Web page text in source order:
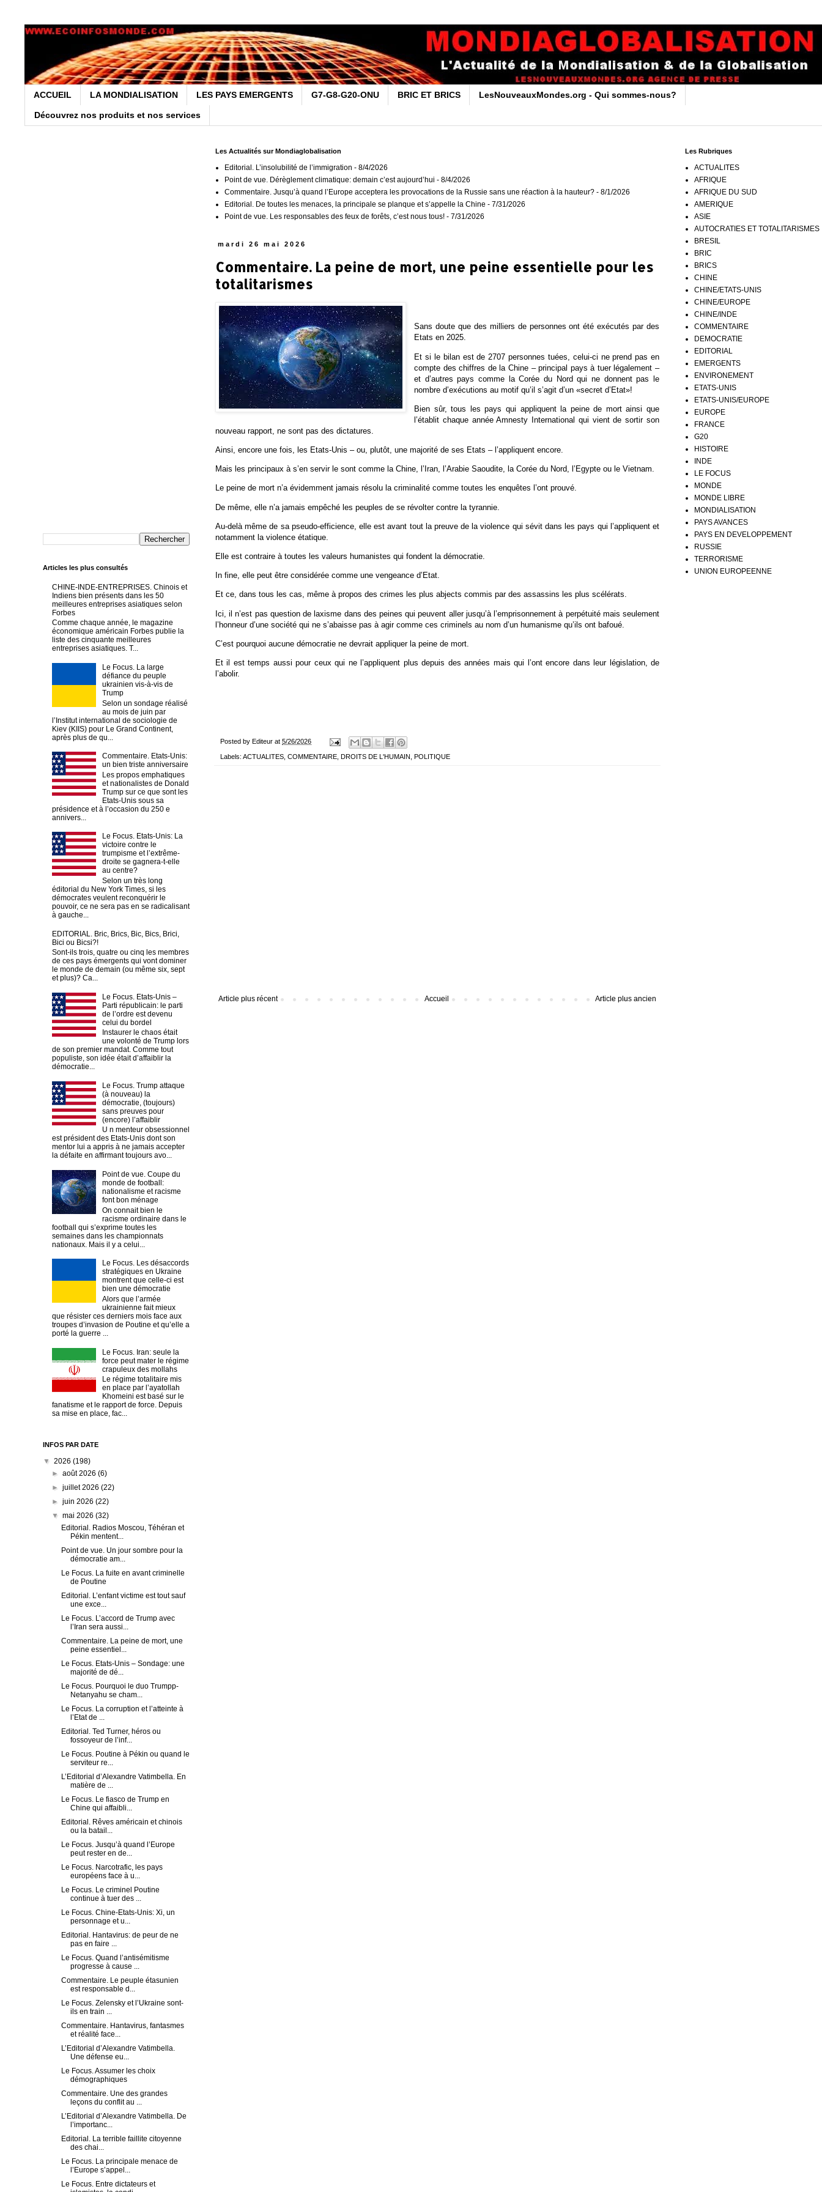
ACCUEIL LA MONDIALISATION LES PAYS EMERGENTS G7-G8-G20-ONU BRIC ET BRICS LesNouveauxMondes.org - Qui sommes-nous?
Découvrez nos produits et nos services
Les Actualités sur Mondiaglobalisation
Editorial. L’insolubilité de l’immigration - 8/4/2026
Point de vue. Dérèglement climatique: demain c’est aujourd’hui - 8/4/2026
Commentaire. Jusqu’à quand l’Europe acceptera les provocations de la Russie sans une réaction à la hauteur? - 8/1/2026
Editorial. De toutes les menaces, la principale se planque et s’appelle la Chine - 7/31/2026
Point de vue. Les responsables des feux de forêts, c’est nous tous! - 7/31/2026
mardi 26 mai 2026
Commentaire. La peine de mort, une peine essentielle pour les
totalitarismes
Sans doute que des milliers de personnes ont été exécutés par des
Etats en 2025.
Et si le bilan est de 2707 personnes tuées, celui-ci ne prend pas en
compte des chiffres de la Chine – principal pays à tuer légalement –
et d’autres pays comme la Corée du Nord qui ne donnent pas le
nombre d’exécutions au motif qu’il s’agit d’un «secret d’Etat»!
Bien sûr, tous les pays qui appliquent la peine de mort ainsi que
l’établit chaque année Amnesty International qui vient de sortir son
nouveau rapport, ne sont pas des dictatures.
Ainsi, encore une fois, les Etats-Unis – ou, plutôt, une majorité de ses Etats – l’appliquent encore.
Mais les principaux à s’en servir le sont comme la Chine, l’Iran, l’Arabie Saoudite, la Corée du Nord, l’Egypte ou le Vietnam.
Le peine de mort n’a évidemment jamais résolu la criminalité comme toutes les enquêtes l’ont prouvé.
De même, elle n’a jamais empêché les peuples de se révolter contre la tyrannie.
Au-delà même de sa pseudo-efficience, elle est avant tout la preuve de la violence qui sévit dans les pays qui l’appliquent et
notamment la violence étatique.
Elle est contraire à toutes les valeurs humanistes qui fondent la démocratie.
In fine, elle peut être considérée comme une vengeance d’Etat.
Et ce, dans tous les cas, même à propos des crimes les plus abjects commis par des assassins les plus scélérats.
Ici, il n’est pas question de laxisme dans des peines qui peuvent aller jusqu’à l’emprisonnement à perpétuité mais seulement
l’honneur d’une société qui ne s’abaisse pas à agir comme ces criminels au nom d’un humanisme qu’ils ont bafoué.
C’est pourquoi aucune démocratie ne devrait appliquer la peine de mort.
Et il est temps aussi pour ceux qui ne l’appliquent plus depuis des années mais qui l’ont encore dans leur législation, de
l’abolir.
Posted by Editeur at 5/26/2026
Labels: ACTUALITES COMMENTAIRE DROITS DE L'HUMAIN POLITIQUE
Article plus récent Article plus ancien
Accueil
Articles les plus consultés
CHINE-INDE-ENTREPRISES. Chinois et
Indiens bien présents dans les 50
meilleures entreprises asiatiques selon
Forbes
Comme chaque année, le magazine
économique américain Forbes publie la
liste des cinquante meilleures
entreprises asiatiques. T...
Le Focus. La large
défiance du peuple
ukrainien vis-à-vis de
Trump
Selon un sondage réalisé
au mois de juin par
l’Institut international de sociologie de
Kiev (KIIS) pour Le Grand Continent,
après plus de qu...
Commentaire. Etats-Unis:
un bien triste anniversaire
Les propos emphatiques
et nationalistes de Donald
Trump sur ce que sont les
Etats-Unis sous sa
présidence et à l’occasion du 250 e
annivers...
Le Focus. Etats-Unis: La
victoire contre le
trumpisme et l’extrême-
droite se gagnera-t-elle
au centre?
Selon un très long
éditorial du New York Times, si les
démocrates veulent reconquérir le
pouvoir, ce ne sera pas en se radicalisant
à gauche...
EDITORIAL. Bric, Brics, Bic, Bics, Brici,
Bici ou Bicsi?!
Sont-ils trois, quatre ou cinq les membres
de ces pays émergents qui vont dominer
le monde de demain (ou même six, sept
et plus)? Ca...
Le Focus. Etats-Unis –
Parti républicain: le parti
de l’ordre est devenu
celui du bordel
Instaurer le chaos était
une volonté de Trump lors
de son premier mandat. Comme tout
populiste, son idée était d’affaiblir la
démocratie...
Le Focus. Trump attaque
(à nouveau) la
démocratie, (toujours)
sans preuves pour
(encore) l’affaiblir
U n menteur obsessionnel
est président des Etats-Unis dont son
mentor lui a appris à ne jamais accepter
la défaite en affirmant toujours avo...
Point de vue. Coupe du
monde de football:
nationalisme et racisme
font bon ménage
On connait bien le
racisme ordinaire dans le
football qui s’exprime toutes les
semaines dans les championnats
nationaux. Mais il y a celui...
Le Focus. Les désaccords
stratégiques en Ukraine
montrent que celle-ci est
bien une démocratie
Alors que l’armée
ukrainienne fait mieux
que résister ces derniers mois face aux
troupes d’invasion de Poutine et qu’elle a
porté la guerre ...
Le Focus. Iran: seule la
force peut mater le régime
crapuleux des mollahs
Le régime totalitaire mis
en place par l’ayatollah
Khomeini est basé sur le
fanatisme et le rapport de force. Depuis
sa mise en place, fac...
INFOS PAR DATE
▼ 2026 (198)
►août 2026(6)
►juillet 2026(22)
►juin 2026(22)
▼mai 2026(32)
Editorial. Radios Moscou, Téhéran et
Pékin mentent...
Point de vue. Un jour sombre pour la
démocratie am...
Le Focus. La fuite en avant criminelle
de Poutine
Editorial. L’enfant victime est tout sauf
une exce...
Le Focus. L’accord de Trump avec
l’Iran sera aussi...
Commentaire. La peine de mort, une
peine essentiel...
Le Focus. Etats-Unis – Sondage: une
majorité de dé...
Le Focus. Pourquoi le duo Trumpp-
Netanyahu se cham...
Le Focus. La corruption et l’atteinte à
l’Etat de ...
Editorial. Ted Turner, héros ou
fossoyeur de l’inf...
Le Focus. Poutine à Pékin ou quand le
serviteur re...
L’Editorial d’Alexandre Vatimbella. En
matière de ...
Le Focus. Le fiasco de Trump en
Chine qui affaibli...
Editorial. Rêves américain et chinois
ou la batail...
Le Focus. Jusqu’à quand l’Europe
peut rester en de...
Le Focus. Narcotrafic, les pays
européens face à u...
Le Focus. Le criminel Poutine
continue à tuer des ...
Le Focus. Chine-Etats-Unis: Xi, un
personnage et u...
Editorial. Hantavirus: de peur de ne
pas en faire ...
Le Focus. Quand l’antisémitisme
progresse à cause ...
Commentaire. Le peuple étasunien
est responsable d...
Le Focus. Zelensky et l’Ukraine sont-
ils en train ...
Commentaire. Hantavirus, fantasmes
et réalité face...
L’Editorial d’Alexandre Vatimbella.
Une défense eu...
Le Focus. Assumer les choix
démographiques
Commentaire. Une des grandes
leçons du conflit au ...
L’Editorial d’Alexandre Vatimbella. De
l’importanc...
Editorial. La terrible faillite citoyenne
des chai...
Le Focus. La principale menace de
l’Europe s’appel...
Le Focus. Entre dictateurs et
Les Rubriques
ACTUALITES
AFRIQUE
AFRIQUE DU SUD
AMERIQUE
ASIE
AUTOCRATIES ET TOTALITARISMES
BRESIL
BRIC
BRICS
CHINE
CHINE/ETATS-UNIS
CHINE/EUROPE
CHINE/INDE
COMMENTAIRE
DEMOCRATIE
EDITORIAL
EMERGENTS
ENVIRONEMENT
ETATS-UNIS
ETATS-UNIS/EUROPE
EUROPE
FRANCE
G20
HISTOIRE
INDE
LE FOCUS
MONDE
MONDE LIBRE
MONDIALISATION
PAYS AVANCES
PAYS EN DEVELOPPEMENT
RUSSIE
TERRORISME
UNION EUROPEENNE